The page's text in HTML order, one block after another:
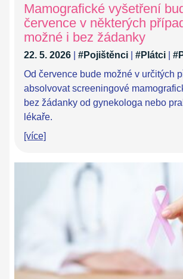
Mamografické vyšetření
července v některých
možné i bez žádanky
22. 5. 2026 #Pojištěnci #Plátci
Od července bude možné v určitých
absolvovat screeningové
bez žádanky od gynekologa nebo
lékaře.
[více]